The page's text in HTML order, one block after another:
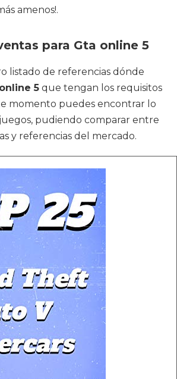
amenos!.
para Gta online 5
listado de referencias dónde
5 que tengan los requisitos
momento puedes encontrar lo
pudiendo comparar entre
y referencias del mercado.